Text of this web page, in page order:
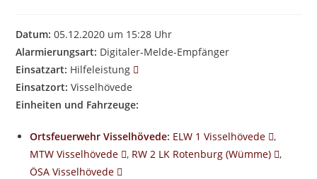
Datum: 05.12.2020 um 15:28 Uhr
Alarmierungsart: Digitaler-Melde-Empfänger
Einsatzart: Hilfeleistung
Einsatzort: Visselhövede
Einheiten und Fahrzeuge:
Ortsfeuerwehr Visselhövede: ELW 1 Visselhövede
,
MTW Visselhövede
, RW 2 LK Rotenburg (Wümme)
,
ÖSA Visselhövede